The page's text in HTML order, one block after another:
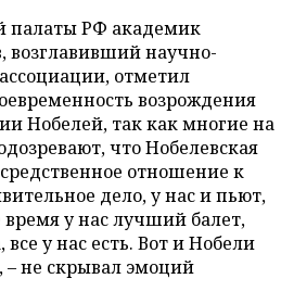
палаты РФ академик
возглавивший научно-
отметил
возрождения
Нобелей, так как многие на
что Нобелевская
отношение к
дело, у нас и пьют,
время у нас лучший балет,
у нас есть. Вот и Нобели
– не скрывал эмоций